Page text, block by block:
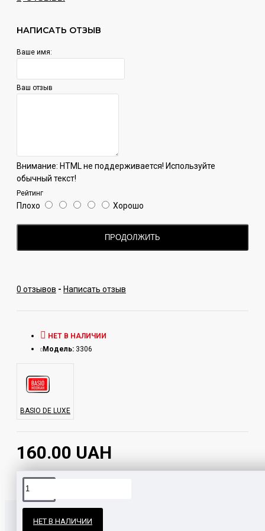
НАПИСАТЬ ОТЗЫВ
Ваше имя:
Ваш отзыв
Внимание: HTML не поддерживается! Используйте
обычный текст!
Рейтинг
Плохо Хорошо
ПРОДОЛЖИТЬ
0 отзывов - Написать отзыв
160.00 UAH
НЕТ В НАЛИЧИИ
Модель: 3306
BASIO DE LUXE
НЕТ В НАЛИЧИИ